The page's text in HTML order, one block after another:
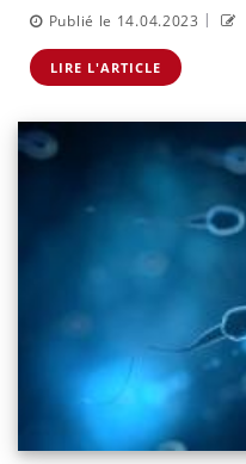
Publié le 14.04.2023 |
LIRE L'ARTICLE